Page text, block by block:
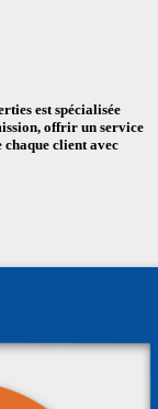
est spécialisée
offrir un service
chaque client avec